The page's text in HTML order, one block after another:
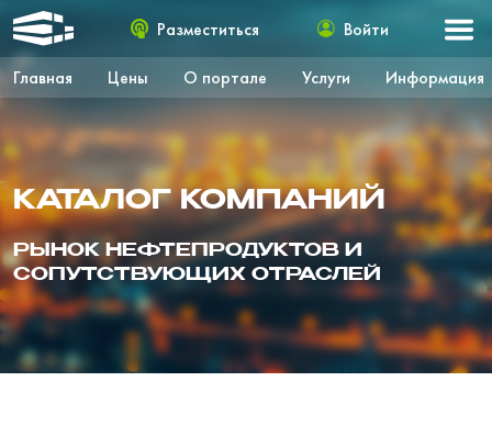
Главная Цены О портале Услуги Информация
Разместиться Войти
КАТАЛОГ КОМПАНИЙ
РЫНОК НЕФТЕПРОДУКТОВ И
СОПУТСТВУЮЩИХ ОТРАСЛЕЙ